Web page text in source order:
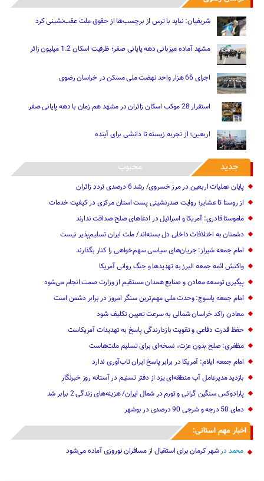
شریفیان: نباید با ترس از برچسب‌ها از حقوق ملت عقب‌نشینی کرد
مشهد آماده میزبانی دهه پایانی صفر؛ ظرفیت اسکان 1.2 میلیون زائر
اجرای 66 هزار واحد نهضت ملی مسکن در خراسان رضوی
استقرار 28 موکب اسکان زائران در مشهد هم زمان با دهه پایانی صفر
اربعین؛ از تجربه زیسته تا دانشی برای آینده
جدید محبوب
پایان عملیات اربعین در مرز خسروی/ رشد 6 درصدی تردد زائران
از روستا تا عشایر؛ روایت صدرنشینی پست استان مرکزی در کیفیت خدمات
ماموستا قادری: آمریکا و اسرائیل در ادعاهای صلح صداقت ندارند
دشمنان به اختلافات داخلی دل بسته‌اند/ ملت ایران تسلیم‌پذیر نیست
امام جمعه شیراز: جریان‌های سیاسی سهم‌خواهی را کنار بگذارند
واکنش ائمه جمعه البرز به تهدیدها و جنگ روانی آمریکا
پیگیری توسعه معادن و صنایع همدان مستقیم از وزارت صمت انجام می‌شود
امام جمعه یاسوج: وحدت ملی مهم‌ترین سنگر امروز در برابر دشمن است
معادن راکد خراسان شمالی به سرعت تعیین تکلیف شود
حفظ قدرت دفاعی و تقویت بازدارندگی پاسخ به تهدیدات آمریکاست
مظفری: صلح بدون عزت، نسخه‌ای برای تسلیم ملت‌هاست
امام جمعه ایلام: آمریکا در برابر پاسخ ایران تاب‌آوری ندارد
‌بازدید مدیرعامل آب منطقه‌ای یزد از دفتر تسنیم در آستانه روز خبرنگار
پارادوکس سنگین گرانی و تورم در شمال ایران/ هزینه‌های زندگی 2 برابر ‌شد
دمای 50 درجه و شرجی 90 درصدی در بوشهر
اخبار مهم استانی:
محمد درشهر کرمان برای استقبال از مسافران نوروزی آماده می‌شود